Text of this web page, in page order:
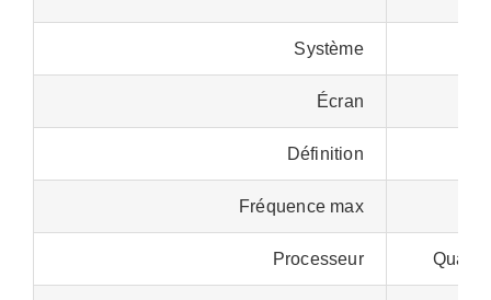
Système
Écran
Définition
Fréquence max
Processeur